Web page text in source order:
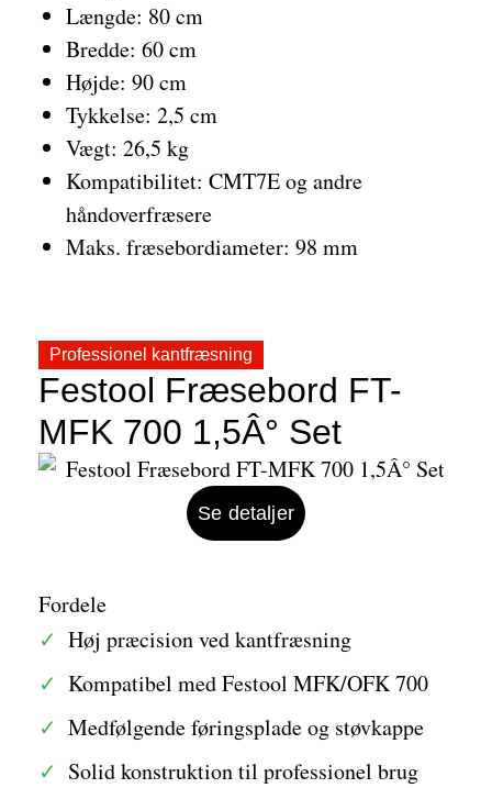
Længde: 80 cm
Bredde: 60 cm
Højde: 90 cm
Tykkelse: 2,5 cm
Vægt: 26,5 kg
Kompatibilitet: CMT7E og andre
håndoverfræsere
Maks. fræsebordiameter: 98 mm
Professionel kantfræsning
Festool Fræsebord FT-
MFK 700 1,5Â° Set
Fordele
Høj præcision ved kantfræsning
Kompatibel med Festool MFK/OFK 700
Medfølgende føringsplade og støvkappe
Solid konstruktion til professionel brug
Se detaljer